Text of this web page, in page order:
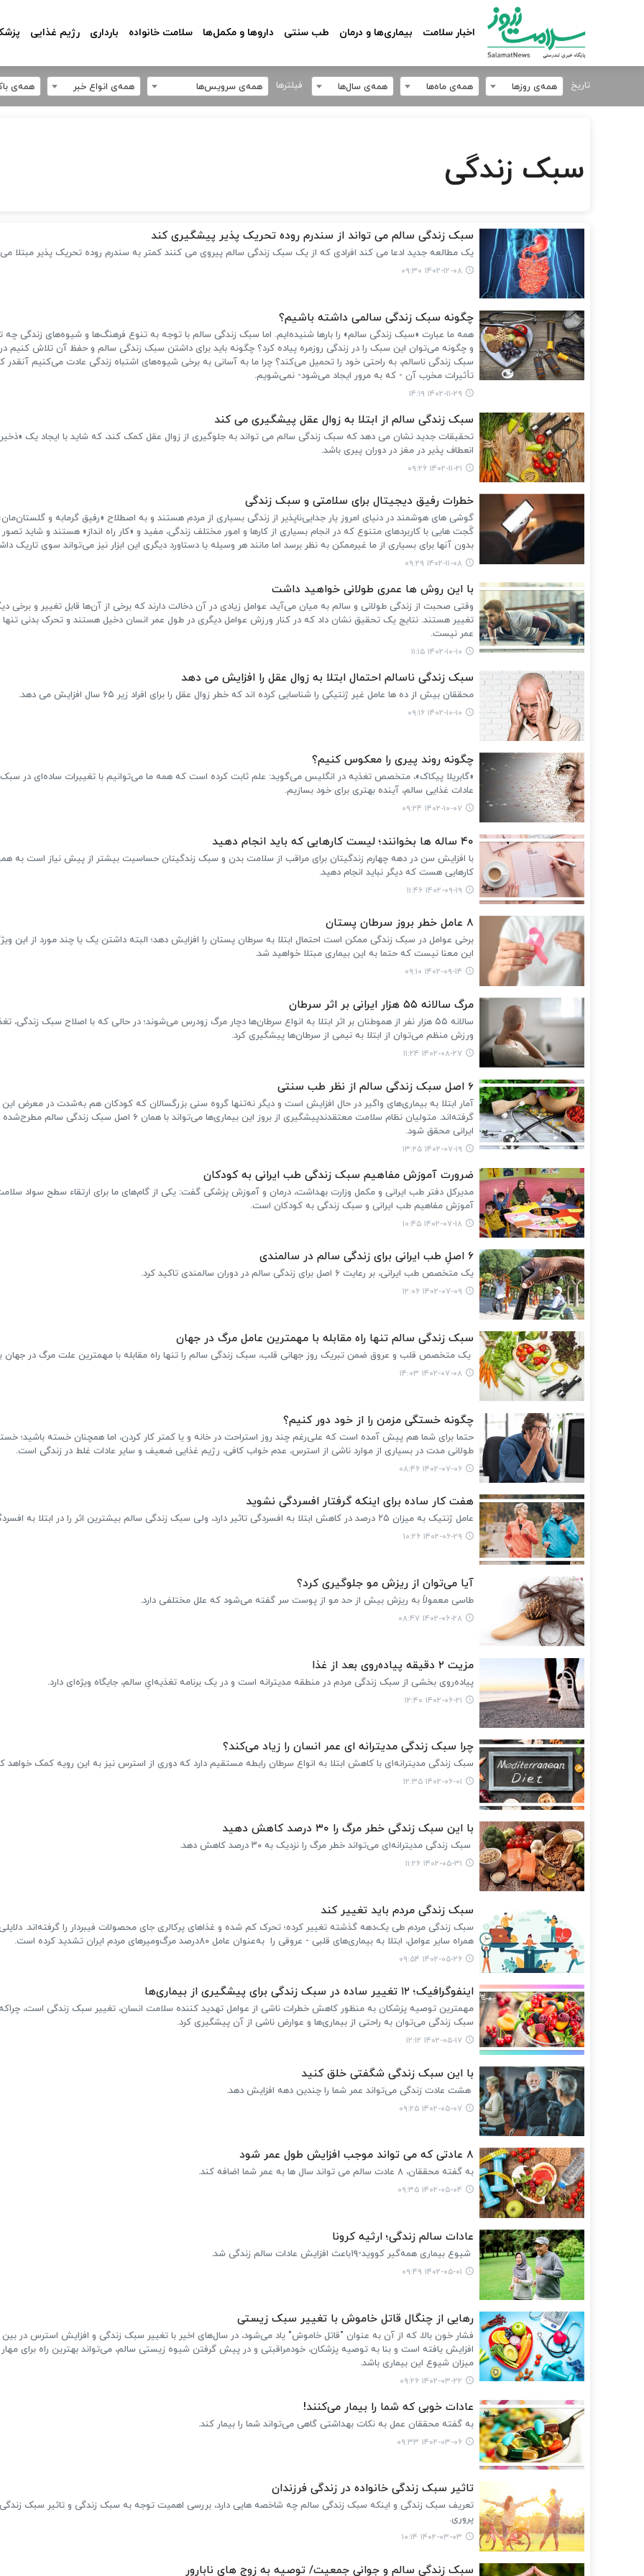
اخبار سلامت بیماری‌ها و درمان طب سنتی داروها و مکمل‌ها سلامت خانواده بارداری رژیم غذایی
تاریخ همه‌ی روزها همه‌ی ماه‌ها همه‌ی سال‌ها فیلترها همه‌ی سرویس‌ها همه‌ی انواع خبر همه‌ی
سبک زندگی
سبک زندگی سالم می تواند از سندرم روده تحریک پذیر پیشگیری کند
یک مطالعه جدید ادعا می کند افرادی که از یک سبک زندگی سالم پیروی می کنند کمتر به سندرم روده تحریک پذیر مبتلا
۱۴۰۲-۱۲-۰۸ ۰۹:۳۰
چگونه سبک زندگی سالمی داشته باشیم؟
همه ما عبارت «سبک زندگی سالم» را بارها شنیده‌ایم. اما سبک زندگی سالم با توجه به تنوع فرهنگ‌ها و شیوه‌های زندگی چه
و چگونه می‌توان این سبک را در زندگی روزمره پیاده کرد؟ چگونه باید برای داشتن سبک زندگی سالم و حفظ آن تلاش کنیم
سبک زندگی ناسالم، به راحتی خود را تحمیل می‌کند؟ چرا ما به آسانی به برخی شیوه‌های اشتباه زندگی عادت می‌کنیم آنقدر
تأثیرات مخرب آن - که به مرور ایجاد می‌شود- نمی‌شویم.
۱۴۰۲-۱۱-۲۹ ۱۴:۱۹
سبک زندگی سالم از ابتلا به زوال عقل پیشگیری می کند
تحقیقات جدید نشان می دهد که سبک زندگی سالم می تواند به جلوگیری از زوال عقل کمک کند، که شاید با ایجاد یک
انعطاف پذیر در مغز در دوران پیری باشد.
۱۴۰۲-۱۱-۲۱ ۰۹:۲۶
خطرات رفیق دیجیتال برای سلامتی و سبک زندگی
گوشی‌ های هوشمند در دنیای امروز یار جدایی‌ناپذیر از زندگی بسیاری از مردم هستند و به اصطلاح «رفیق گرمابه و
گَجت هایی با کاربردهای متنوع که در انجام بسیاری از کارها و امور مختلف زندگی، مفید و «کار راه انداز» هستند و شاید
بدون آنها برای بسیاری از ما غیرممکن به نظر برسد اما مانند هر وسیله یا دستاورد دیگری این ابزار نیز می‌تواند سوی تاریک
۱۴۰۲-۱۱-۰۸ ۰۹:۲۹
با این روش ها عمری طولانی خواهید داشت
وقتی صحبت از زندگی طولانی و سالم به میان می‌آید، عوامل زیادی در آن دخالت دارند که برخی از آن‌ها قابل تغییر و برخی
تغییر هستند. نتایج یک تحقیق نشان داد که در کنار ورزش عوامل دیگری در طول عمر انسان دخیل هستند و تحرک بدنی
عمر نیست.
۱۴۰۲-۱۰-۱۰ ۱۱:۱۵
سبک زندگی ناسالم احتمال ابتلا به زوال عقل را افزایش می دهد
محققان بیش از ده ها عامل غیر ژنتیکی را شناسایی کرده اند که خطر زوال عقل را برای افراد زیر ۶۵ سال افزایش می دهد.
۱۴۰۲-۱۰-۱۰ ۰۹:۱۶
چگونه روند پیری را معکوس کنیم؟
«گابریلا پیکاک»، متخصص تغذیه در انگلیس می‌گوید: علم ثابت کرده است که همه ما می‌توانیم با تغییرات ساده‌ای در
عادات غذایی سالم، آینده‌ بهتری برای خود بسازیم.
۱۴۰۲-۱۰-۰۷ ۰۹:۲۴
۴۰ ساله ها بخوانند؛ لیست کارهایی که باید انجام دهید
با افزایش سن در دهه چهارم زندگیتان برای مراقب از سلامت بدن و سبک زندگیتان حساسیت‌ بیشتر از پیش نیاز است به
کارهایی هست که دیگر نباید انجام دهید.
۱۴۰۲-۰۹-۱۹ ۱۱:۴۶
۸ عامل خطر بروز سرطان پستان
برخی عوامل در سبک زندگی ممکن است احتمال ابتلا به سرطان پستان را افزایش دهد؛ البته داشتن یک یا چند مورد از این
این معنا نیست که حتما به این بیماری مبتلا خواهید شد.
۱۴۰۲-۰۹-۱۴ ۰۹:۱۰
مرگ سالانه ۵۵ هزار ایرانی بر اثر سرطان
سالانه ۵۵ هزار نفر از هموطنان بر اثر ابتلا به انواع سرطان‌ها دچار مرگ زودرس می‌شوند؛ در حالی که با اصلاح سبک زندگی،
ورزش منظم می‌توان از ابتلا به نیمی از سرطان‌ها پیشگیری کرد.
۱۴۰۲-۰۸-۲۷ ۱۱:۲۴
6 اصل سبک زندگی سالم از نظر طب سنتی
آمار ابتلا به بیماری‌های واگیر در حال افزایش است و دیگر نه‌تنها گروه سنی بزرگسالان که کودکان هم به‌شدت در معرض
گرفته‌اند. متولیان نظام سلامت معتقدندپیشگیری از بروز این بیماری‌ها می‌تواند با همان 6 اصل سبک
ایرانی محقق شود.
۱۴۰۲-۰۷-۱۹ ۱۳:۲۵
ضرورت آموزش مفاهیم سبک زندگی طب ایرانی به کودکان
مدیرکل دفتر طب ایرانی و مکمل وزارت بهداشت، درمان و آموزش پزشکی گفت: یکی از گام‌های ما برای ارتقاء سطح سواد
آموزش مفاهیم طب ایرانی و سبک زندگی به کودکان است.
۱۴۰۲-۰۷-۱۸ ۱۰:۴۵
۶ اصلِ طب ایرانی برای زندگی سالم در سالمندی
یک متخصص طب ایرانی، بر رعایت ۶ اصل برای زندگی سالم در دوران سالمندی تاکید کرد.
۱۴۰۲-۰۷-۰۹ ۱۲:۰۶
سبک زندگی سالم تنها راه مقابله با مهمترین عامل مرگ در جهان
یک متخصص قلب و عروق ضمن تبریک روز جهانی قلب، سبک زندگی سالم را تنها راه مقابله با مهمترین علت مرگ در جهان
۱۴۰۲-۰۷-۰۸ ۱۴:۰۳
چگونه خستگی مزمن را از خود دور کنیم؟
حتما برای شما هم پیش آمده است که علی‌رغم چند روز استراحت در خانه و یا کمتر کار کردن، اما همچنان خسته‌ باشید؛
طولانی مدت در بسیاری از موارد ناشی از استرس، عدم خواب کافی، رژیم غذایی ضعیف و سایر عادات غلط در زندگی است.
۱۴۰۲-۰۷-۰۶ ۰۸:۴۶
هفت کار ساده برای اینکه گرفتار افسردگی نشوید
عامل ژنتیک به میزان ۲۵ درصد در کاهش ابتلا به افسردگی تاثیر دارد، ولی سبک زندگی سالم بیشترین اثر را در ابتلا به افسردگی دارد.
۱۴۰۲-۰۶-۲۹ ۱۰:۲۶
آیا می‌توان از ریزش مو جلوگیری کرد؟
طاسی معمولاً به ریزش بیش از حد مو از پوست سر گفته می‌شود که علل مختلفی دارد.
۱۴۰۲-۰۶-۲۸ ۰۸:۴۷
مزیت ۲ دقیقه پیاده‌روی بعد از غذا
پیاده‌روی بخشی از سبک زندگی مردم در منطقه مدیترانه است و در یک برنامه تغذیه‌ایِ سالم، جایگاه ویژه‌ای دارد.
۱۴۰۲-۰۶-۲۱ ۱۲:۴۰
چرا سبک زندگی مدیترانه ای عمر انسان را زیاد می‌کند؟
سبک زندگی مدیترانه‌ای با کاهش ابتلا به انواع سرطان رابطه مستقیم دارد که دوری از استرس نیز به این رویه کمک خواهد
۱۴۰۲-۰۶-۰۱ ۱۲:۳۵
با این سبک زندگی خطر مرگ را ۳۰ درصد کاهش دهید
سبک زندگی مدیترانه‌ای می‌تواند خطر مرگ را نزدیک به ۳۰ درصد کاهش دهد.
۱۴۰۲-۰۵-۳۱ ۱۱:۲۶
سبک زندگی مردم باید تغییر کند
سبک زندگی مردم طی یک‌دهه گذشته تغییر کرده؛ تحرک کم شده و غذاهای پرکالری جای محصولات فیبردار را گرفته‌اند.
همراه سایر عوامل، ابتلا به بیماری‌های قلبی - عروقی را به‌عنوان عامل 80درصد مرگ‌ومیرهای مردم ایران تشدید کرده است.
۱۴۰۲-۰۵-۲۶ ۰۹:۵۴
اینفوگرافیک؛ ۱۲ تغییر ساده در سبک زندگی برای پیشگیری از بیماری‌ها
مهمترین توصیه پزشکان به منظور کاهش خطرات ناشی از عوامل تهدید کننده سلامت انسان، تغییر سبک زندگی است، چراکه
سبک زندگی می‌توان به راحتی از بیماری‌ها و عوارض ناشی از آن پیشگیری کرد.
۱۴۰۲-۰۵-۱۷ ۱۲:۱۲
با این سبک زندگی شگفتی خلق کنید
هشت عادت زندگی می‌تواند عمر شما را چندین دهه افزایش دهد.
۱۴۰۲-۰۵-۰۷ ۰۹:۲۵
۸ عادتی که می تواند موجب افزایش طول عمر شود
به گفته محققان، ۸ عادت سالم می تواند سال ها به عمر شما اضافه کند.
۱۴۰۲-۰۵-۰۴ ۰۹:۳۵
عادات سالم زندگی؛ ارثیه کرونا
شیوع بیماری همه‌گیر کووید-۱۹باعث افزایش عادات سالم زندگی شد.
۱۴۰۲-۰۵-۰۱ ۰۹:۴۹
رهایی از چنگال قاتل خاموش با تغییر سبک زیستی
فشار خون بالا، که از آن به عنوان "قاتل خاموش" یاد می‌شود، در سال‌های اخیر با تغییر سبک زندگی و افزایش استرس در بین
افزایش یافته است و بنا به توصیه پزشکان، خودمراقبتی و در پیش گرفتن شیوه زیستی سالم، می‌تواند بهترین راه برای
میزان شیوع این بیماری ‌باشد.
۱۴۰۲-۰۳-۲۲ ۰۹:۲۶
عادات خوبی که شما را بیمار می‌کنند!
به گفته محققان عمل به نکات بهداشتی گاهی می‌تواند شما را بیمار کند.
۱۴۰۲-۰۳-۰۶ ۰۹:۳۳
تاثیر سبک زندگی خانواده در زندگی فرزندان
تعریف سبک زندگی و اینکه سبک زندگی سالم چه شاخصه هایی دارد، بررسی اهمیت توجه به سبک زندگی و تاثیر سبک زندگی
پروری.
۱۴۰۲-۰۳-۰۳ ۱۰:۱۴
سبک زندگی سالم و جوانی جمعیت/ توصیه به زوج های نابارور